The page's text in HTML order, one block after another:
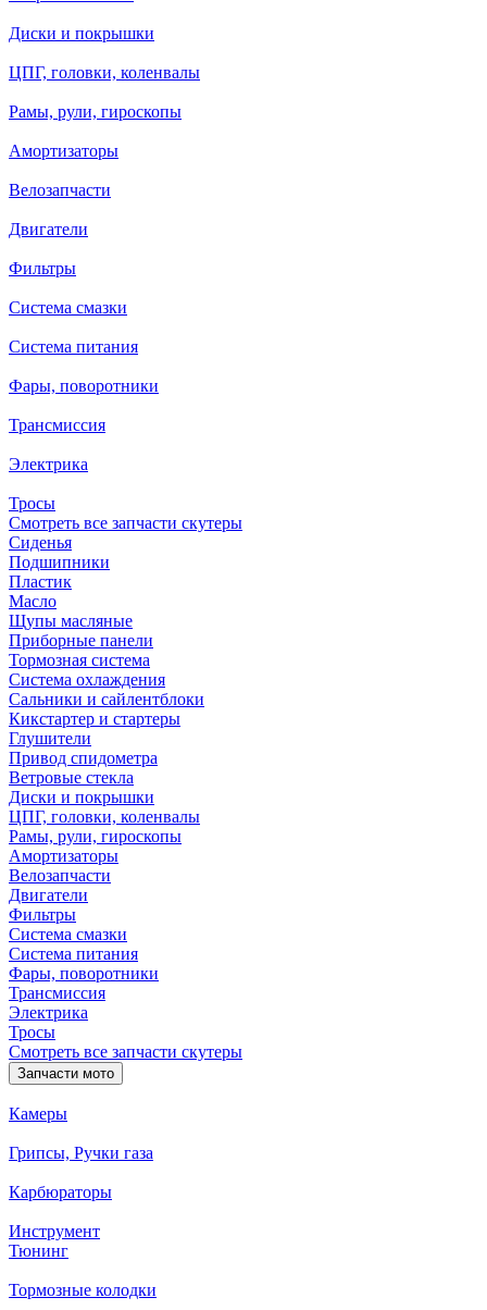
Диски и покрышки
ЦПГ, головки, коленвалы
Рамы, рули, гироскопы
Амортизаторы
Велозапчасти
Двигатели
Фильтры
Система смазки
Система питания
Фары, поворотники
Трансмиссия
Электрика
Тросы
Смотреть все запчасти скутеры
Сиденья
Подшипники
Пластик
Масло
Щупы масляные
Приборные панели
Тормозная система
Система охлаждения
Сальники и сайлентблоки
Кикстартер и стартеры
Глушители
Привод спидометра
Ветровые стекла
Диски и покрышки
ЦПГ, головки, коленвалы
Рамы, рули, гироскопы
Амортизаторы
Велозапчасти
Двигатели
Фильтры
Система смазки
Система питания
Фары, поворотники
Трансмиссия
Электрика
Тросы
Смотреть все запчасти скутеры
Запчасти мото
Камеры
Грипсы, Ручки газа
Карбюраторы
Инструмент
Тюнинг
Тормозные колодки